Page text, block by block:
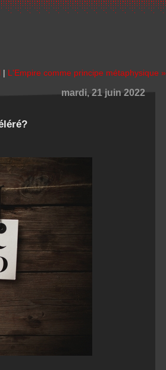
| L'Empire comme principe métaphysique »
mardi, 21 juin 2022